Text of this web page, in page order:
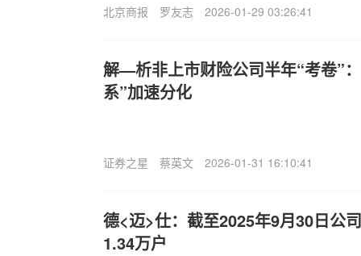
北京商报 罗友志 2026-01-29 03:26:41
解—析非上市财险公司半年“考卷”
系”加速分化
证券之星 蔡英文 2026-01-31 16:10:41
德<迈>仕：截至2025年9月30日公
1.34万户